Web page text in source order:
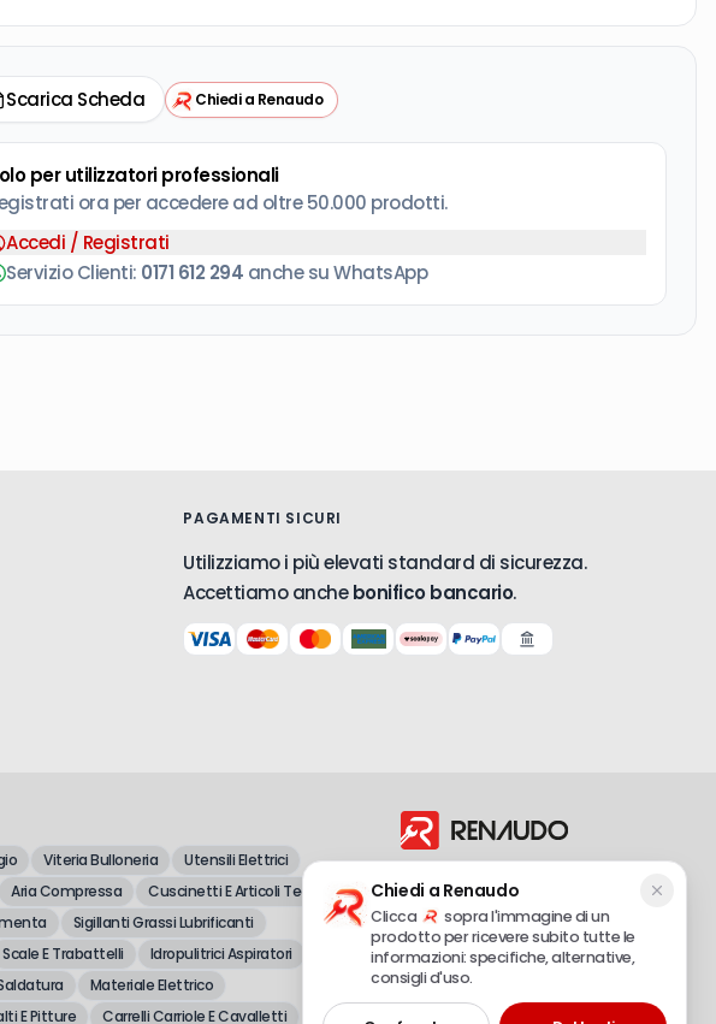
Scarica Scheda Chiedi a Renaudo
per utilizzatori professionali
ora per accedere ad oltre 50.000 prodotti.
Accedi / Registrati
Servizio Clienti: 0171 612 294 anche su WhatsApp
PAGAMENTI SICURI
Utilizziamo i più elevati standard di sicurezza.
Accettiamo anchebonifico bancario.
Viteria Bulloneria
Utensili Elettrici
Aria Compressa
Cuscinetti E Articoli Tecnici
Sigillanti Grassi Lubrificanti
Scale E Trabattelli
Idropulitrici Aspiratori
Materiale Elettrico
E Pitture Carrelli Carriole E Cavalletti
dettaglio di attrezzature professionali e
fai-da-te.
Renaudo S.r.l.
P.IVA 02490720048 – REA CN-179558
Chiedi a Renaudo
Clicca
sopra l'immagine di un
prodotto per ricevere subito tutte le
informazioni: specifiche, alternative,
consigli d'uso.